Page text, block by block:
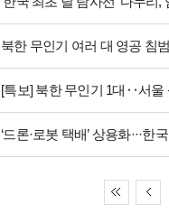
북한 무인기 여러 대 영공 침
[특보] 북한 무인기 1대‥서울
‘드론·로봇 택배’ 상용화···한